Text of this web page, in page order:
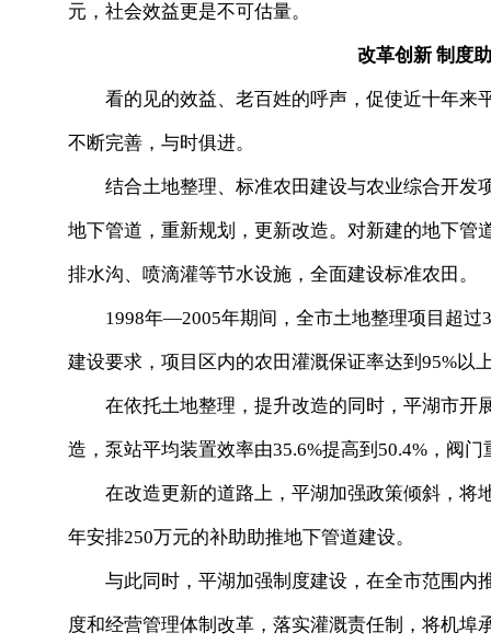
元，社会效益更是不可估量。
改革创新 制度
看的见的效益、老百姓的呼声，促使近十年来
不断完善，与时俱进。
结合土地整理、标准农田建设与农业综合开发
地下管道，重新规划，更新改造。对新建的地下
排水沟、喷滴灌等节水设施，全面建设标准农田。
1998年—2005年期间，全市土地整理项目超过
建设要求，项目区内的农田灌溉保证率达到95%以
在依托土地整理，提升改造的同时，平湖市开
造，泵站平均装置效率由35.6%提高到50.4%，阀
在改造更新的道路上，平湖加强政策倾斜，将
年安排250万元的补助助推地下管道建设。
与此同时，平湖加强制度建设，在全市范围内
度和经营管理体制改革，落实灌溉责任制，将机